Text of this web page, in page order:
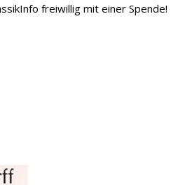
freiwillig mit einer Spende!